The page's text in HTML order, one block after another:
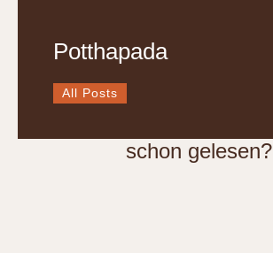
Potthapada
All Posts
schon gelesen?